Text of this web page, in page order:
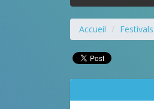
Accueil